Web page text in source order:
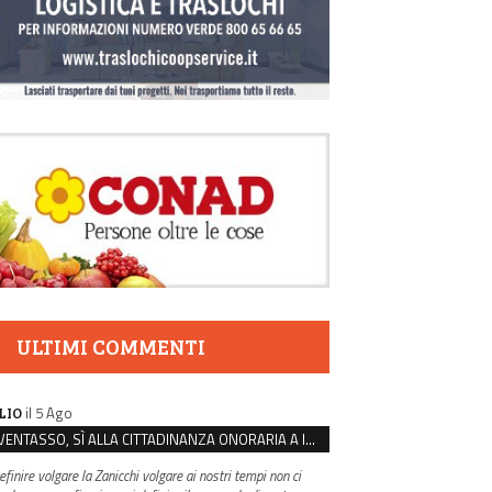
ULTIMI COMMENTI
il 5 Ago
VENTASSO, SÌ ALLA CITTADINANZA ONORARIA A IVA ZANICCHI. MA BARGIACCHI: “È DI PESSIMO GUSTO”
volgare la Zanicchi volgare ai nostri tempi non ci